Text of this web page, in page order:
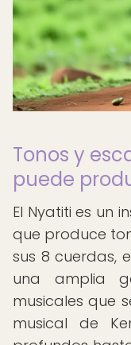
Tonos y
puede
El Nyatiti es un
que produce
sus 8 cuerdas,
una amplia
musicales que
musical de